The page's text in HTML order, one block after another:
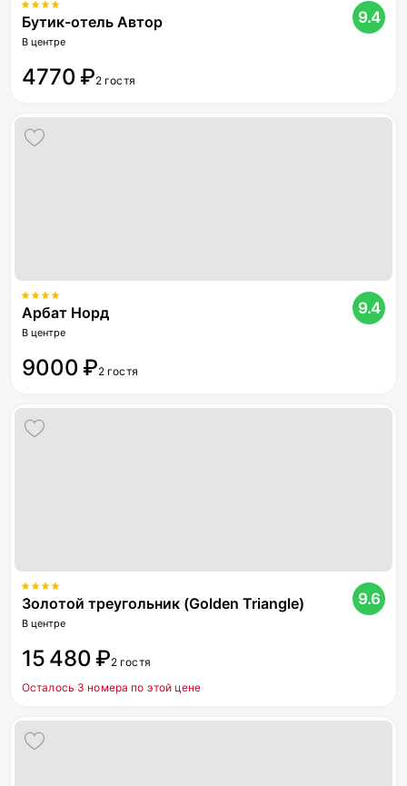
Бутик-отель Автор
В центре
9.4
4770 ₽2 гостя
Арбат Норд
В центре
9.4
9000 ₽2 гостя
Золотой треугольник (Golden Triangle)
В центре
9.6
15 480 ₽2 гостя
Осталось 3 номера по этой цене